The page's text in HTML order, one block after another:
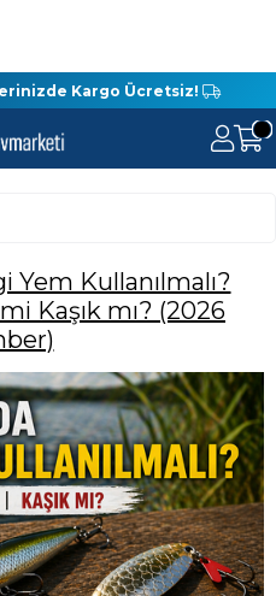
Kargo Ücretsiz!
Yem Kullanılmalı?
Kaşık mı? (2026